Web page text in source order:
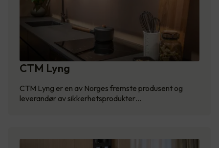
CTM Lyng
CTM Lyng er en av Norges fremste produsent og
leverandør av sikkerhetsprodukter…